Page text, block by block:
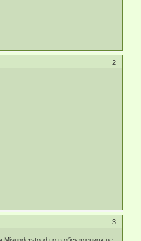
2
3
Misunderstood но в обсуждениях не